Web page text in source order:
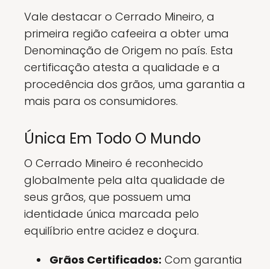
Vale destacar o Cerrado Mineiro, a
primeira região cafeeira a obter uma
Denominação de Origem no país. Esta
certificação atesta a qualidade e a
procedência dos grãos, uma garantia a
mais para os consumidores.
Única Em Todo O Mundo
O Cerrado Mineiro é reconhecido
globalmente pela alta qualidade de
seus grãos, que possuem uma
identidade única marcada pelo
equilíbrio entre acidez e doçura.
Grãos Certificados: Com garantia